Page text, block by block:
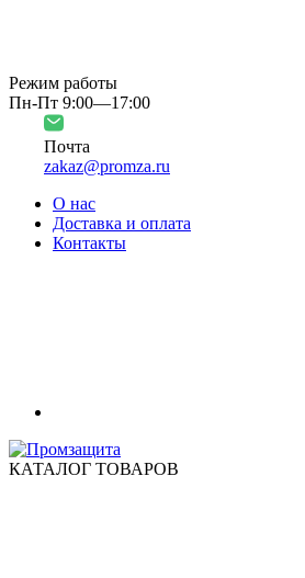
Режим работы
Пн-Пт 9:00—17:00
Почта
zakaz@promza.ru
О нас
Доставка и оплата
Контакты
КАТАЛОГ ТОВАРОВ